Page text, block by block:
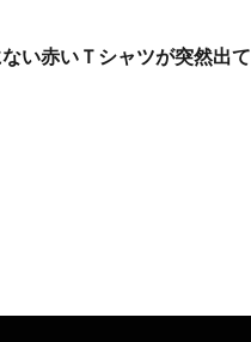
い赤いＴシャツが突然出て